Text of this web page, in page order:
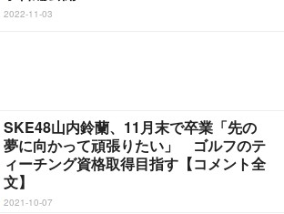
2022-11-03
SKE48山内鈴蘭、11月末で卒業「先の
夢に向かって頑張りたい」 ゴルフのテ
ィーチング資格取得目指す【コメント全
文】
2021-10-07